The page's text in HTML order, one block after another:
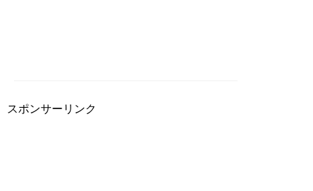
スポンサーリンク